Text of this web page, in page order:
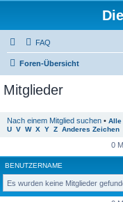
FAQ
Foren-Übersicht
Mitglieder
Nach einem Mitglied suchen • Alle
U V W X Y Z Anderes Zeichen
0
BENUTZERNAME
Es wurden keine Mitglieder